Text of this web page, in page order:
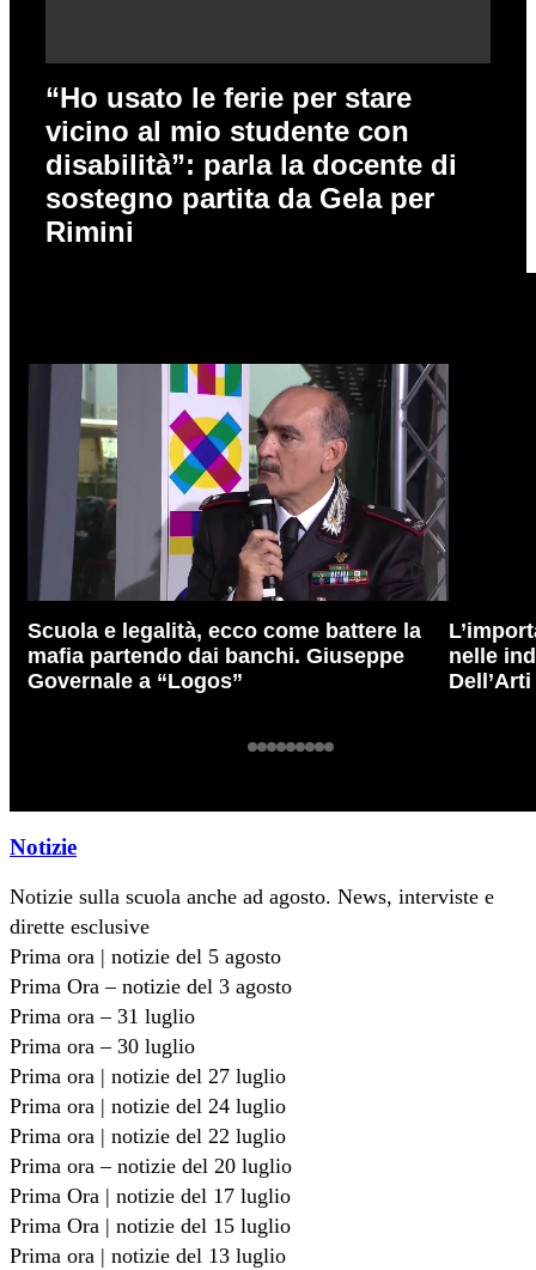
“Ho usato le ferie per stare
vicino al mio studente con
disabilità”: parla la docente di
sostegno partita da Gela per
Rimini
Scuola e legalità, ecco come battere la
mafia partendo dai banchi. Giuseppe
Governale a “Logos”
nelle
Notizie
Notizie sulla scuola anche ad agosto. News, interviste e
dirette esclusive
Prima ora | notizie del 5 agosto
Prima Ora – notizie del 3 agosto
Prima ora – 31 luglio
Prima ora – 30 luglio
Prima ora | notizie del 27 luglio
Prima ora | notizie del 24 luglio
Prima ora | notizie del 22 luglio
Prima ora – notizie del 20 luglio
Prima Ora | notizie del 17 luglio
Prima Ora | notizie del 15 luglio
Prima ora | notizie del 13 luglio